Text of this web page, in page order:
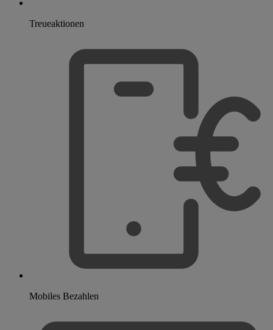
Treueaktionen
Mobiles Bezahlen